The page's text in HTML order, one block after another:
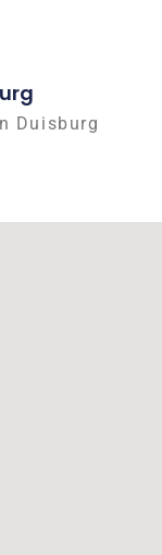
Duisburg